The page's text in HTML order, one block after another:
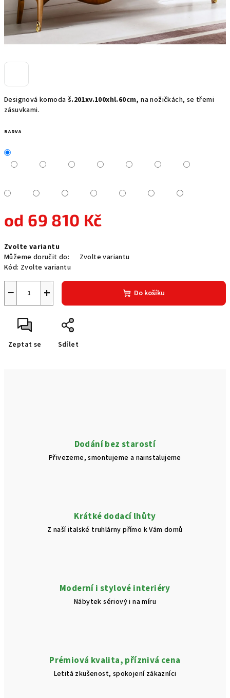
Designová komoda š.201xv.100xhl.60cm,na nožičkách, se třemi
zásuvkami.
BARVA
od 69 810 Kč
cena:
Zvolte variantu
Můžeme doručit do:
Zvolte variantu
Kód: Zvolte variantu
+
− Do košíku
Zeptat se Sdílet
Dodání bez starostí
Přivezeme, smontujeme a nainstalujeme
Krátké dodací lhůty
Z naší italské truhlárny přímo k Vám domů
Moderní i stylové interiéry
Nábytek sériový i na míru
Prémiová kvalita, příznivá cena
Letitá zkušenost, spokojení zákazníci